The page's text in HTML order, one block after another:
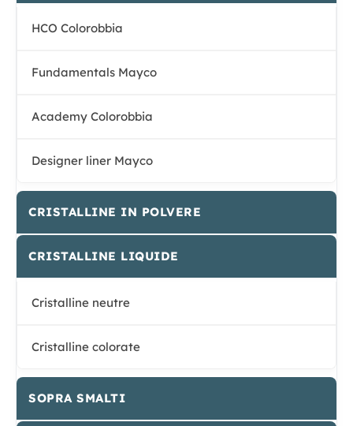
HCO Colorobbia
Fundamentals Mayco
Academy Colorobbia
Designer liner Mayco
CRISTALLINE IN POLVERE
CRISTALLINE LIQUIDE
Cristalline neutre
Cristalline colorate
SOPRA SMALTI